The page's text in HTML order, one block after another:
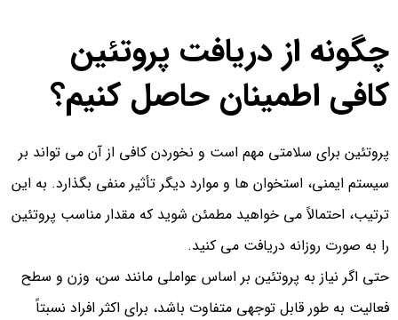
چگونه از دریافت پروتئین
کافی اطمینان حاصل کنیم؟
پروتئین برای سلامتی مهم است و نخوردن کافی از آن می تواند بر
سیستم ایمنی، استخوان ها و موارد دیگر تأثیر منفی بگذارد. به این
ترتیب، احتمالاً می خواهید مطمئن شوید که مقدار مناسب پروتئین
را به صورت روزانه دریافت می کنید.
حتی اگر نیاز به پروتئین بر اساس عواملی مانند سن، وزن و سطح
فعالیت به طور قابل توجهی متفاوت باشد، برای اکثر افراد نسبتاً